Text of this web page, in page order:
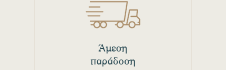
Άμεση
παράδοση